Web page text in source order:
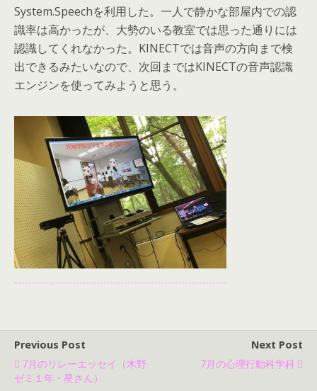
System.Speechを利用した。一人で静かな部屋内での認
識率は高かったが、大勢のいる教室では思った通りには
認識してくれなかった。KINECTでは音声の方向まで検
出できるみたいなので、次回まではKINECTの音声認識
エンジンを使ってみようと思う。
Previous Post
7月のリレーエッセイ（木野
ゼミ１年・星さん）
Next Post
7月の心理行動科学科